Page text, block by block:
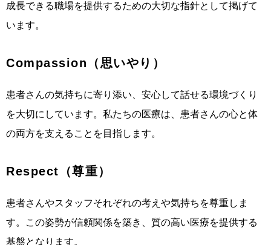
成長できる職場を提供するための大切な指針として掲げて
います。
Compassion（思いやり）
患者さんの気持ちに寄り添い、安心して話せる環境づくり
を大切にしています。私たちの医療は、患者さんの心と体
の両方を支えることを目指します。
Respect（尊重）
患者さんやスタッフそれぞれの考えや気持ちを尊重しま
す。この姿勢が信頼関係を築き、質の高い医療を提供する
基盤となります。